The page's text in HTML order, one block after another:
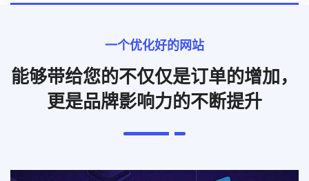
一个优化好的网站
能够带给您的不仅仅是订单的增加，
更是品牌影响力的不断提升